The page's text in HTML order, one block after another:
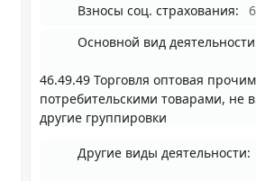
Взносы соц. страхования:
Основной вид
46.49.49 Торговля оптовая
потребительскими товарами, не
другие группировки
Другие виды деятельности: